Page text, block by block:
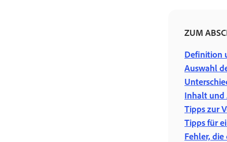
ZUM
Definition
Auswahl
Inhalt und
Tipps zur
Tipps für
Fehler,